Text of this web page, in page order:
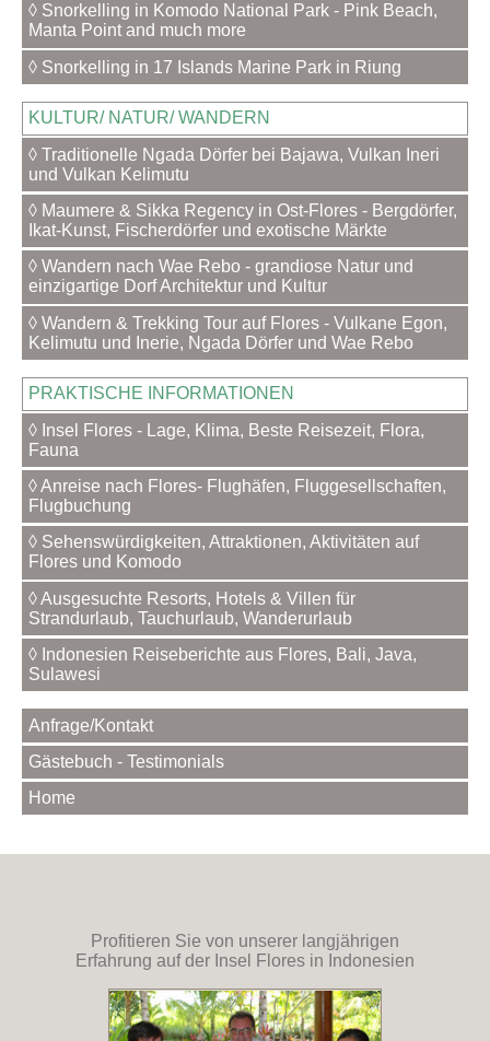
◊ Snorkelling in Komodo National Park - Pink Beach,
Manta Point and much more
◊ Snorkelling in 17 Islands Marine Park in Riung
KULTUR/ NATUR/ WANDERN
◊ Traditionelle Ngada Dörfer bei Bajawa, Vulkan Ineri
und Vulkan Kelimutu
◊ Maumere & Sikka Regency in Ost-Flores - Bergdörfer,
Ikat-Kunst, Fischerdörfer und exotische Märkte
◊ Wandern nach Wae Rebo - grandiose Natur und
einzigartige Dorf Architektur und Kultur
◊ Wandern & Trekking Tour auf Flores - Vulkane Egon,
Kelimutu und Inerie, Ngada Dörfer und Wae Rebo
PRAKTISCHE INFORMATIONEN
◊ Insel Flores - Lage, Klima, Beste Reisezeit, Flora,
Fauna
◊ Anreise nach Flores- Flughäfen, Fluggesellschaften,
Flugbuchung
◊ Sehenswürdigkeiten, Attraktionen, Aktivitäten auf
Flores und Komodo
◊ Ausgesuchte Resorts, Hotels & Villen für
Strandurlaub, Tauchurlaub, Wanderurlaub
◊ Indonesien Reiseberichte aus Flores, Bali, Java,
Sulawesi
Anfrage/Kontakt
Gästebuch - Testimonials
Home
Profitieren Sie von unserer langjährigen
Erfahrung auf der Insel Flores in Indonesien